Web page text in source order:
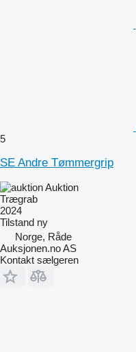
5
SE Andre Tømmergrip
Auktion
Trægrab
2024
Tilstand ny
Norge, Råde
Auksjonen.no AS
Kontakt sælgeren